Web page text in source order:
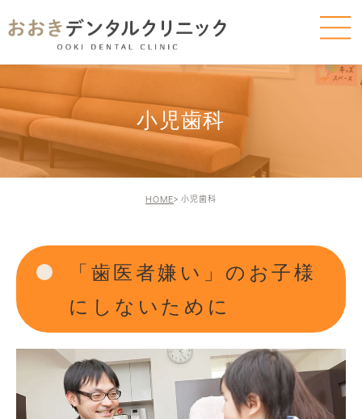
小児歯科
HOME 小児歯科
「歯医者嫌い」のお子様
にしないために